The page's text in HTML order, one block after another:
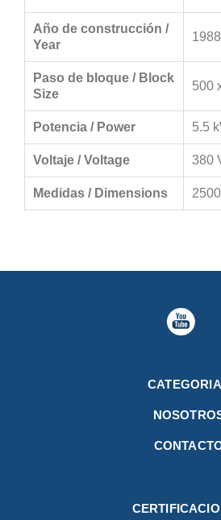
Año de construcción /
Year
1988
Paso de bloque / Block
Size
500
Potencia / Power 5.5
Voltaje / Voltage 380
Medidas / Dimensions